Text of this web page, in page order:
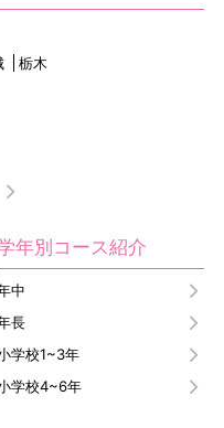
栃木
年別コース紹介
中
長
学校1~3年
学校4~6年